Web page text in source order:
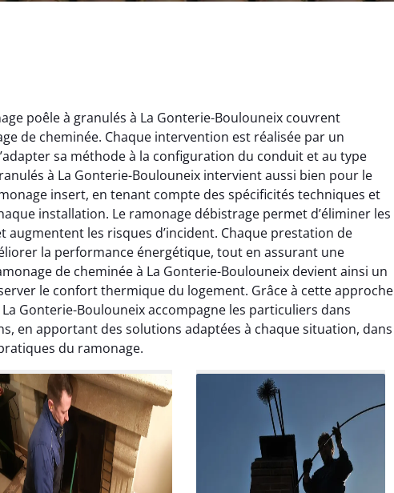
poêle à granulés à La Gonterie-Boulouneix couvrent
de cheminée. Chaque intervention est réalisée par un
sa méthode à la configuration du conduit et au type
à La Gonterie-Boulouneix intervient aussi bien pour le
insert, en tenant compte des spécificités techniques et
installation. Le ramonage débistrage permet d’éliminer les
les risques d’incident. Chaque prestation de
la performance énergétique, tout en assurant une
de cheminée à La Gonterie-Boulouneix devient ainsi un
le confort thermique du logement. Grâce à cette approche
Gonterie-Boulouneix accompagne les particuliers dans
en apportant des solutions adaptées à chaque situation, dans
du ramonage.
Loïc Marchand
24 janvier 2026
Très bon travail de
débistrage et ramonage.
Cheminée parfaitement
et fonctionnement
nettement amélioré. Je
recommande sans
Claire Vautrin
21 juin 2025
Ramonage très bien réalisé,
travail propre et soigné.
Toutes les explications ont
été claires et le conduit a été
laissé impeccable. Service